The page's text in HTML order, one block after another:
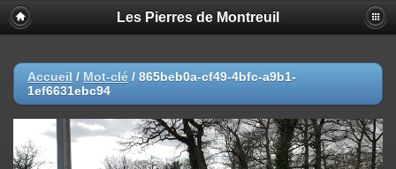
Les Pierres de Montreuil
Accueil / Mot-clé / 865beb0a-cf49-4bfc-a9b1-
1ef6631ebc94